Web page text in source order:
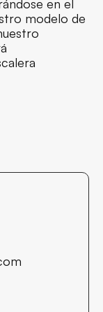
en el
modelo de